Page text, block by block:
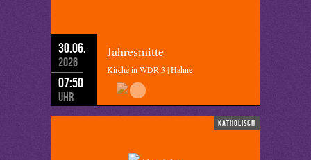
30.06.
2026
07:50
Uhr
Jahresmitte
Kirche in WDR 3 | Hahne
katholisch